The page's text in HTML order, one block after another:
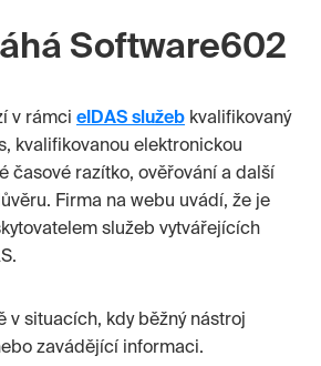
Software602
v rámci eIDAS služeb kvalifikovaný
kvalifikovanou elektronickou
časové razítko, ověřování a další
Firma na webu uvádí, že je
služeb vytvářejících
v situacích, kdy běžný nástroj
zavádějící informaci.